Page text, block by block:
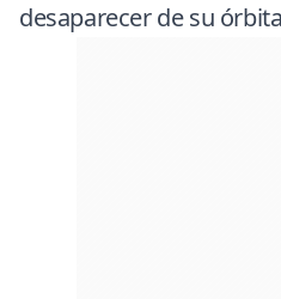
desaparecer de su